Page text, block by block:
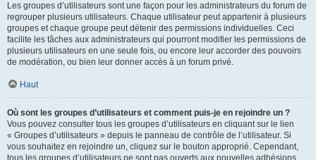
Les groupes d’utilisateurs sont une façon pour les administrateurs du forum de
regrouper plusieurs utilisateurs. Chaque utilisateur peut appartenir à plusieurs
groupes et chaque groupe peut détenir des permissions individuelles. Ceci
facilite les tâches aux administrateurs qui pourront modifier les permissions de
plusieurs utilisateurs en une seule fois, ou encore leur accorder des pouvoirs
de modération, ou bien leur donner accès à un forum privé.
Haut
Où sont les groupes d’utilisateurs et comment puis-je en rejoindre un ?
Vous pouvez consulter tous les groupes d’utilisateurs en cliquant sur le lien
« Groupes d’utilisateurs » depuis le panneau de contrôle de l’utilisateur. Si
vous souhaitez en rejoindre un, cliquez sur le bouton approprié. Cependant,
tous les groupes d’utilisateurs ne sont pas ouverts aux nouvelles adhésions.